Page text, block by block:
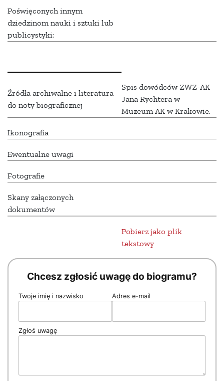
Poświęconych innym
dziedzinom nauki i sztuki lub
publicystyki:
Źródła archiwalne i literatura
do noty biograficznej
Spis dowódców ZWZ-AK
Jana Rychtera w
Muzeum AK w Krakowie.
Ikonografia
Ewentualne uwagi
Fotografie
Skany załączonych
dokumentów
Pobierz jako plik
tekstowy
Chcesz zgłosić uwagę do biogramu?
Twoje imię i nazwisko Adres e-mail
Zgłoś uwagę